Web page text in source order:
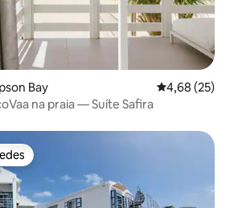
Bay 4,68 de uma
4,68 (25)
na praia — Suíte Safira